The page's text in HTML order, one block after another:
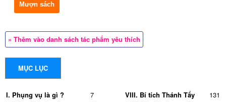
Mượn sách
» Thêm vào danh sách tác phẩm yêu thích
MỤC LỤC
I. Phụng vụ là gì ?
7
VIII. Bí tích Thánh Tẩy
131